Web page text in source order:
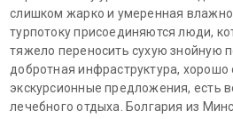
слишком жарко и умеренная
турпотоку присоединяются люди,
тяжело переносить сухую знойную
добротная инфраструктура, хорошо
экскурсионные предложения, есть
лечебного отдыха. Болгария из